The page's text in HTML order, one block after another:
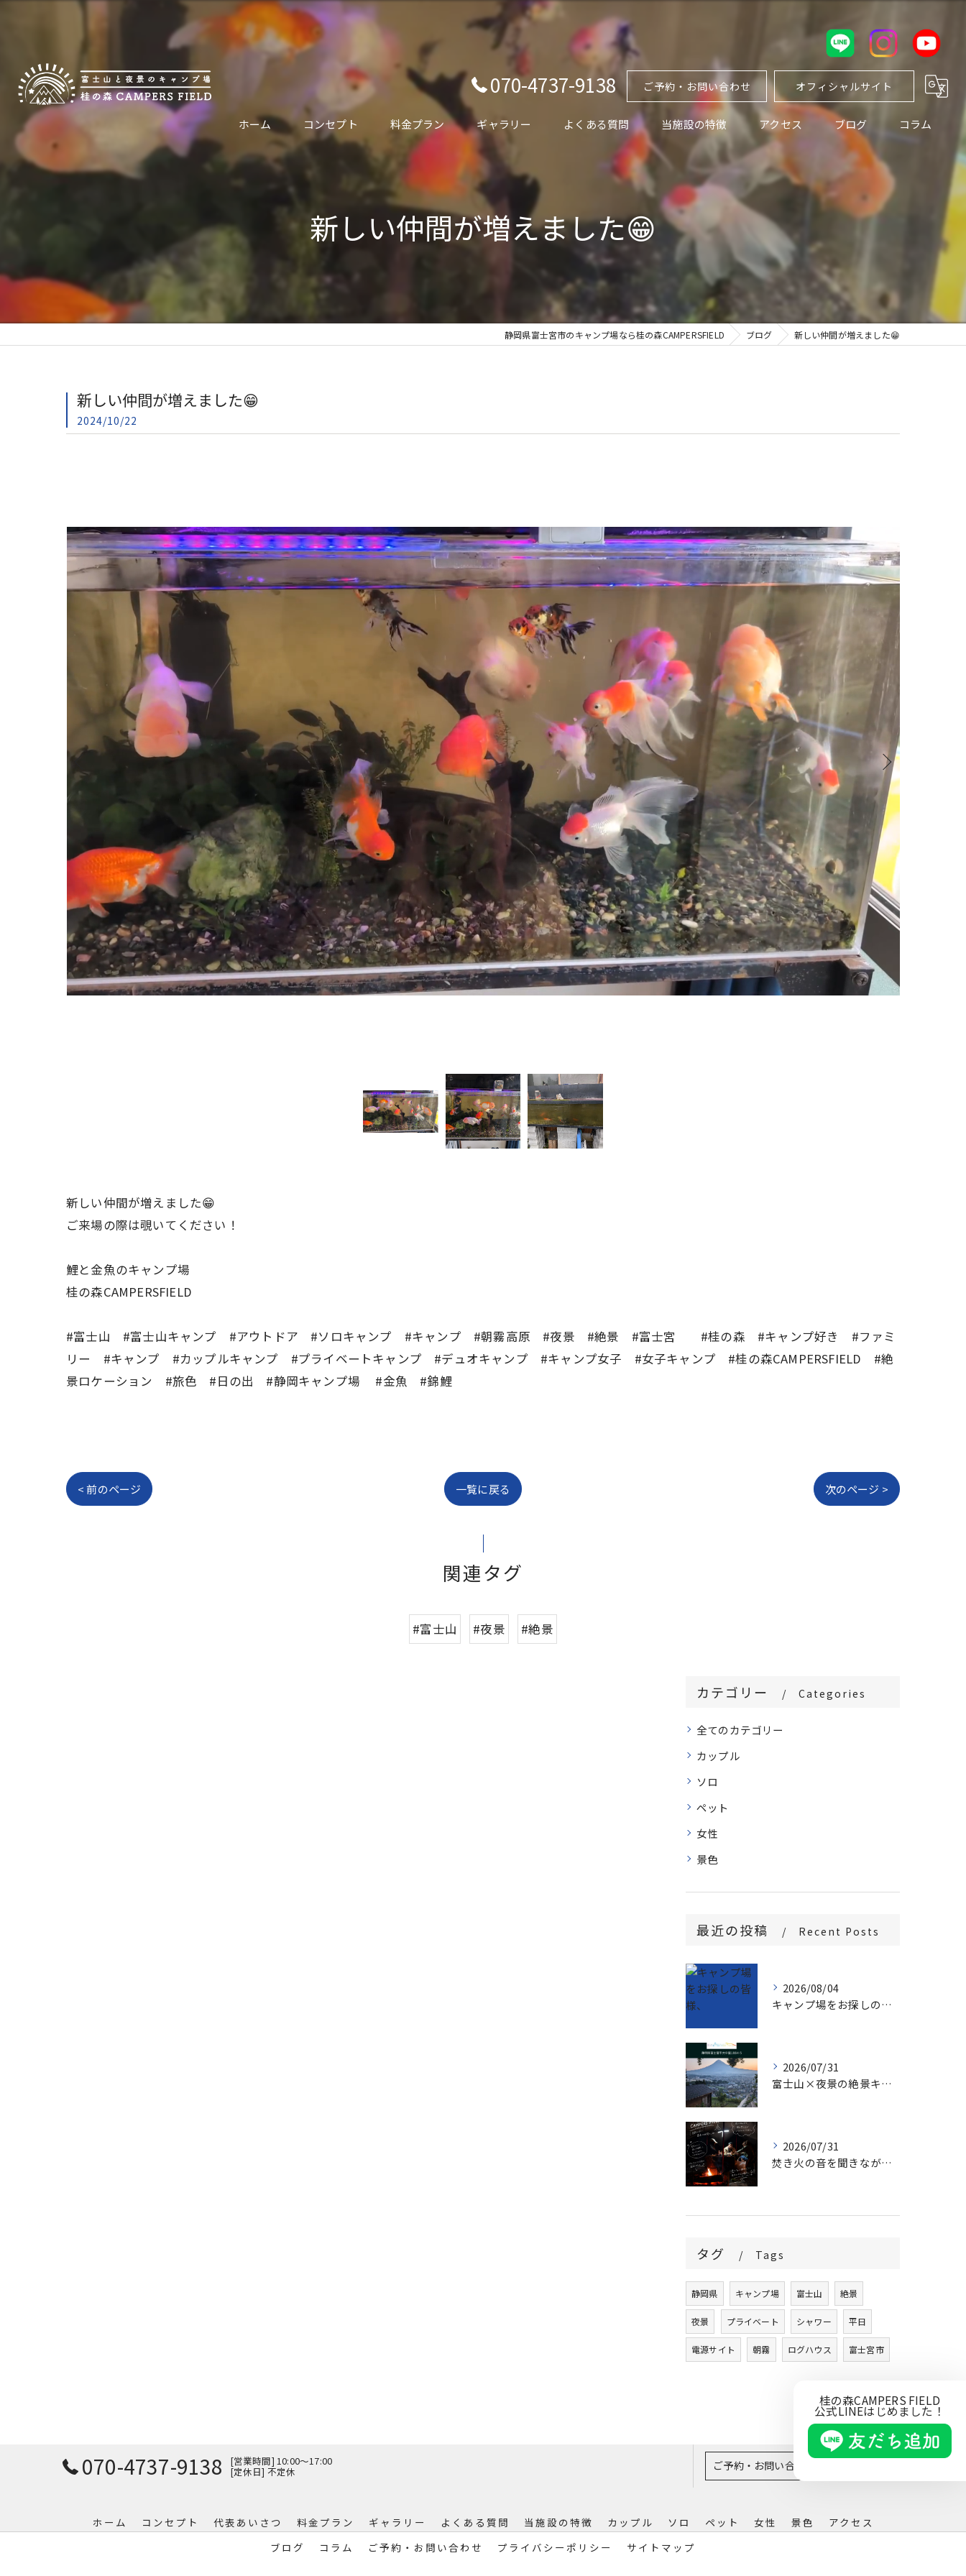
070-4737-9138 ご予約・お問い合わせ オフィシャルサイト
ホーム コンセプト 料金プラン ギャラリー よくある質問 当施設の特徴
カップル
ソロ
ペット
アクセス ブログ コラム
新しい仲間が増えました😁
静岡県富士宮市のキャンプ場なら桂の森CAMPERSFIELD ブログ 新しい仲間が増えました😁
新しい仲間が増えました😁
2024/10/22
新しい仲間が増えました😁
ご来場の際は覗いてください！
鯉と金魚のキャンプ場
桂の森CAMPERSFIELD
#富士山 #富士山キャンプ #アウトドア #ソロキャンプ #キャンプ #朝霧高原 #夜景 #絶景 #富士宮 #桂の森 #キャンプ好き #ファミ
リー #キャンプ #カップルキャンプ #プライベートキャンプ #デュオキャンプ #キャンプ女子 #女子キャンプ #桂の森CAMPERSFIELD #絶
景ロケーション #旅色 #日の出 #静岡キャンプ場 #金魚 #錦鯉
< 前のページ 一覧に戻る 次のページ >
関連タグ
#富士山 #夜景 #絶景
カテゴリー Categories
全てのカテゴリー
カップル
ソロ
ペット
女性
景色
最近の投稿 Recent Posts
2026/08/04
キャンプ場をお探しの皆様、
2026/07/31
富士山×夜景の絶景キャンプ場で、家族の思い出づくりしませんか...
2026/07/31
焚き火の音を聞きながら、時間を忘れる夜。
タグ Tags
静岡県 キャンプ場 富士山 絶景
夜景 プライベート シャワー 平日
電源サイト 朝霧 ログハウス 富士宮市
桂の森CAMPERS FIELD
公式LINEはじめました！
070-4737-9138 [営業時間] 10:00～17:00
[定休日] 不定休 ご予約・お問い合わせはこちら
ホーム コンセプト 代表あいさつ 料金プラン ギャラリー よくある質問 当施設の特徴 カップル ソロ ペット 女性 景色
アクセス
ブログ
コラム ご予約・お問い合わせ プライバシーポリシー サイトマップ